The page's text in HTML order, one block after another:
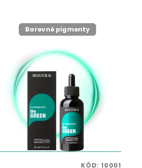
Barevné pigmenty
KÓD: 10001